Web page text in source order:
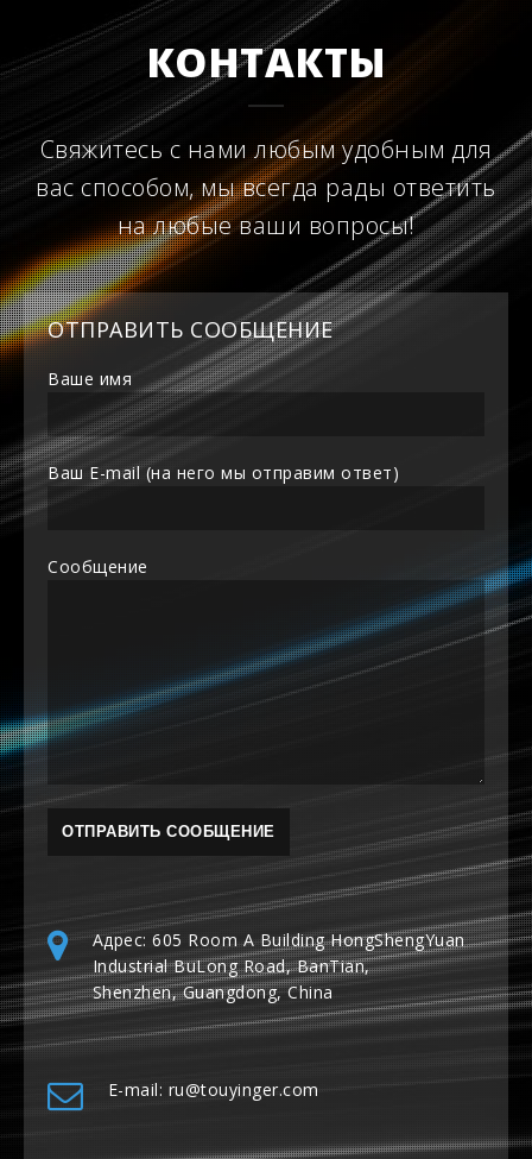
КОНТАКТЫ
Свяжитесь с нами любым удобным для
вас способом, мы всегда рады ответить
на любые ваши вопросы!
ОТПРАВИТЬ СООБЩЕНИЕ
Ваше имя
Ваш E-mail (на него мы отправим ответ)
Сообщение
Адрес: 605 Room A Building HongShengYuan
Industrial BuLong Road, BanTian,
Shenzhen, Guangdong, China
E-mail: ru@touyinger.com